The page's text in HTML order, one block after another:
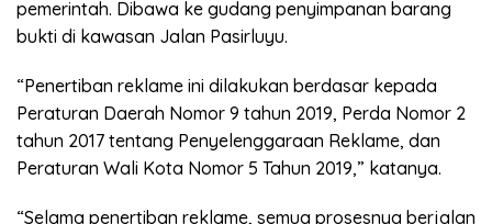
pemerintah. Dibawa ke gudang penyimpanan barang
bukti di kawasan Jalan Pasirluyu.
“Penertiban reklame ini dilakukan berdasar kepada
Peraturan Daerah Nomor 9 tahun 2019, Perda Nomor 2
tahun 2017 tentang Penyelenggaraan Reklame, dan
Peraturan Wali Kota Nomor 5 Tahun 2019,” katanya.
“Selama penertiban reklame, semua prosesnya berjalan